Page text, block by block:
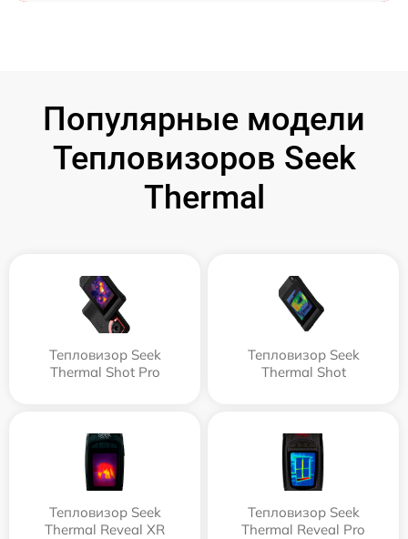
Популярные модели
Тепловизоров Seek
Thermal
Тепловизор Seek
Thermal Shot Pro
Тепловизор Seek
Thermal Shot
Тепловизор Seek
Thermal Reveal XR
Тепловизор Seek
Thermal Reveal Pro